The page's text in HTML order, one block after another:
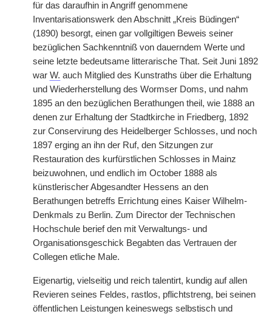
für das daraufhin in Angriff genommene
Inventarisationswerk den Abschnitt „Kreis Büdingen“
(1890) besorgt, einen gar vollgiltigen Beweis seiner
bezüglichen Sachkenntniß von dauerndem Werte und
seine letzte bedeutsame litterarische That. Seit Juni 1892
war W. auch Mitglied des Kunstraths über die Erhaltung
und Wiederherstellung des Wormser Doms, und nahm
1895 an den bezüglichen Berathungen theil, wie 1888 an
denen zur Erhaltung der Stadtkirche in Friedberg, 1892
zur Conservirung des Heidelberger Schlosses, und noch
1897 erging an ihn der Ruf, den Sitzungen zur
Restauration des kurfürstlichen Schlosses in Mainz
beizuwohnen, und endlich im October 1888 als
künstlerischer Abgesandter Hessens an den
Berathungen betreffs Errichtung eines Kaiser Wilhelm-
Denkmals zu Berlin. Zum Director der Technischen
Hochschule berief den mit Verwaltungs- und
Organisationsgeschick Begabten das Vertrauen der
Collegen etliche Male.
Eigenartig, vielseitig und reich talentirt, kundig auf allen
Revieren seines Feldes, rastlos, pflichtstreng, bei seinen
öffentlichen Leistungen keineswegs selbstisch und